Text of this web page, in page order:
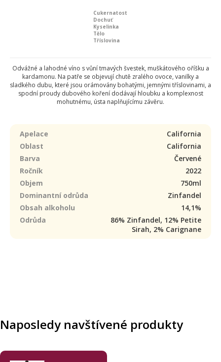
Cukernatost
Dochuť
Kyselinka
Tělo
Tříslovina
Odvážné a lahodné víno s vůní tmavých švestek, muškátového oříšku a
kardamonu. Na patře se objevují chutě zralého ovoce, vanilky a
sladkého dubu, které jsou orámovány bohatými, jemnými tříslovinami, a
spodní proudy dubového koření dodávají hloubku a komplexnost
mohutnému, ústa naplňujícímu závěru.
Apelace
California
Oblast
California
Barva
Červené
Ročník
2022
Objem
750ml
Dominantní odrůda
Zinfandel
Obsah alkoholu
14,1%
Odrůda
86% Zinfandel, 12% Petite
Sirah, 2% Carignane
Naposledy navštívené produkty